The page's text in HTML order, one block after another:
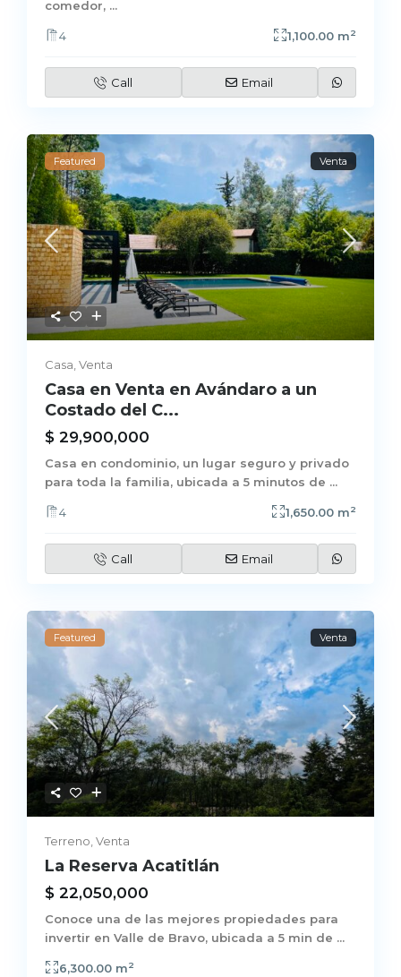
comedor, ...
4 1,100.00 m2
Call Email
Featured Venta
Casa Venta
Casa en Venta en Avándaro a un
Costado del C...
$ 29,900,000
Casa en condominio, un lugar seguro y privado
para toda la familia, ubicada a 5 minutos de ...
4 1,650.00 m2
Call Email
Featured Venta
Terreno Venta
La Reserva Acatitlán
$ 22,050,000
Conoce una de las mejores propiedades para
invertir en Valle de Bravo, ubicada a 5 min de ...
6,300.00 m2